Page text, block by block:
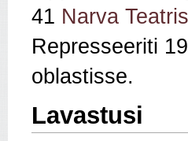
41 Narva Teatris
Represseeriti
oblastisse.
Lavastusi